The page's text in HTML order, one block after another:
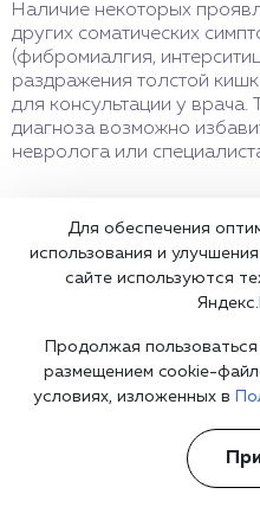
Наличие некоторых
других соматических
(фибромиалгия,
раздражения толстой
для консультации у врача.
диагноза возможно
невролога или
Что делать
Консультанты программы
зависимость и знают
Для обеспечения
использования и
сайте используются
Продолжая
размещением cookie-
условиях, изложенных в